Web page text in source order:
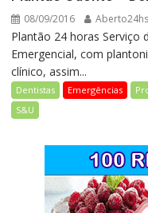
08/09/2016 Aberto24hs
Plantão 24 horas
Emergencial, com
clínico, assim...
Dentistas Emergências
S&U